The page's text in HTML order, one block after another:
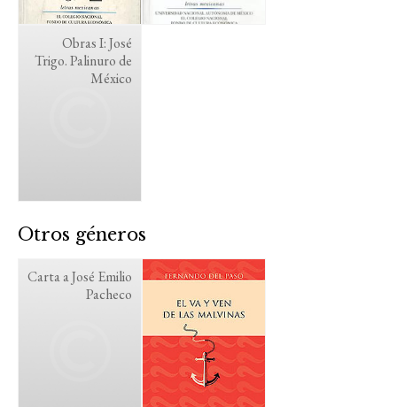
Obras I: José
Trigo. Palinuro de
México
Otros géneros
Carta a José Emilio
Pacheco